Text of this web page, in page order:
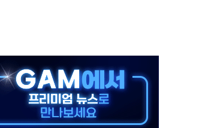
시민 연대로 목소리 내야"
숨진 채 발견
연설서 신경전 고조